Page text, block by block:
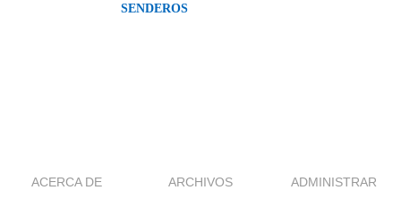
SENDEROS
ACERCA DE ARCHIVOS ADMINISTRAR